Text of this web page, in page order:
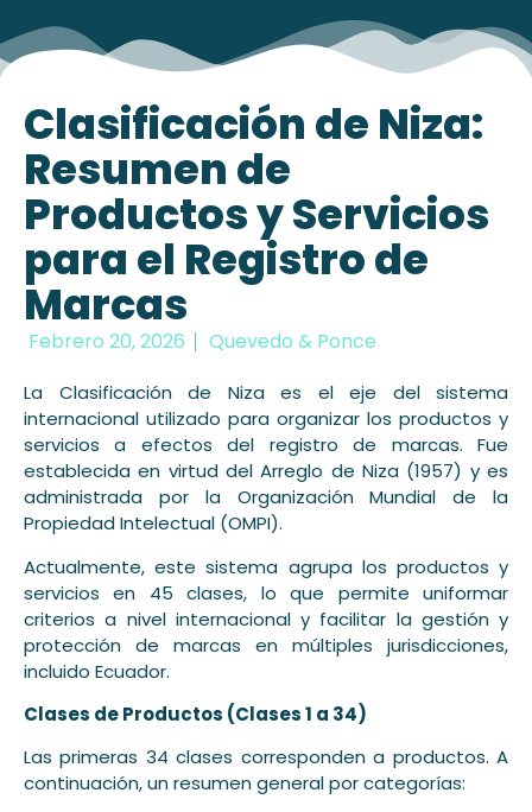
Clasificación de Niza:
Resumen de
Productos y Servicios
para el Registro de
Marcas
Febrero 20, 2026 Quevedo & Ponce
La Clasificación de Niza es el eje del sistema
internacional utilizado para organizar los productos y
servicios a efectos del registro de marcas. Fue
establecida en virtud del Arreglo de Niza (1957) y es
administrada por la Organización Mundial de la
Propiedad Intelectual (OMPI).
Actualmente, este sistema agrupa los productos y
servicios en 45 clases, lo que permite uniformar
criterios a nivel internacional y facilitar la gestión y
protección de marcas en múltiples jurisdicciones,
incluido Ecuador.
Clases de Productos (Clases 1 a 34)
Las primeras 34 clases corresponden a productos. A
continuación, un resumen general por categorías: